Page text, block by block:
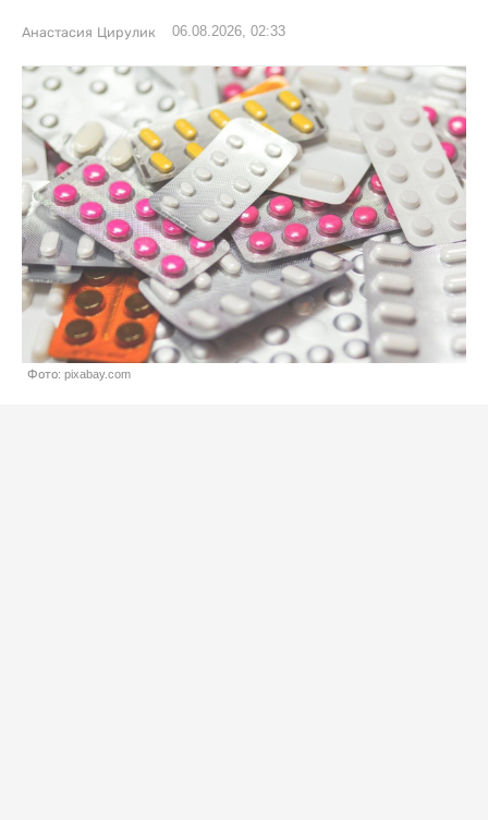
Анастасия Цирулик 06.08.2026, 02:33
Фото: pixabay.com